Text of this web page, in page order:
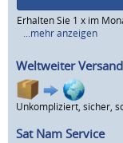
Erhalten Sie 1 x im
...mehr anzeigen
Weltweiter Versand
Unkompliziert, sicher,
Sat Nam Service